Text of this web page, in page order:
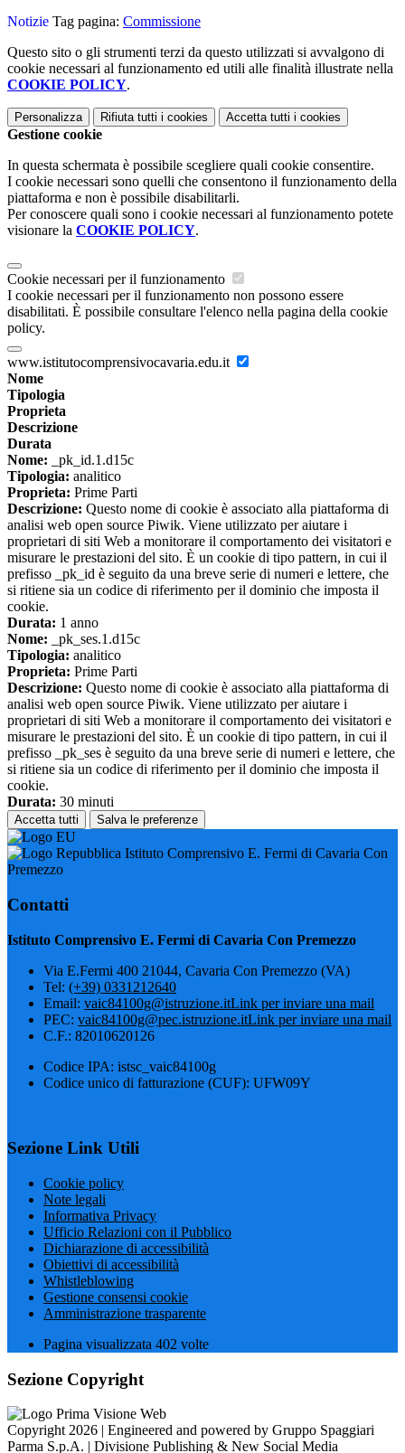
Notizie Tag pagina: Commissione
Questo sito o gli strumenti terzi da questo utilizzati si avvalgono di
cookie necessari al funzionamento ed utili alle finalità illustrate nella
COOKIE POLICY.
Personalizza Rifiuta tutti i cookies Accetta tutti i cookies
Gestione cookie
In questa schermata è possibile scegliere quali cookie consentire.
I cookie necessari sono quelli che consentono il funzionamento della
piattaforma e non è possibile disabilitarli.
Per conoscere quali sono i cookie necessari al funzionamento potete
visionare la COOKIE POLICY.
Cookie necessari per il funzionamento
I cookie necessari per il funzionamento non possono essere
disabilitati. È possibile consultare l'elenco nella pagina della cookie
policy.
www.istitutocomprensivocavaria.edu.it
Nome
Tipologia
Proprieta
Descrizione
Durata
Nome: _pk_id.1.d15c
Tipologia: analitico
Proprieta: Prime Parti
Descrizione: Questo nome di cookie è associato alla piattaforma di
analisi web open source Piwik. Viene utilizzato per aiutare i
proprietari di siti Web a monitorare il comportamento dei visitatori e
misurare le prestazioni del sito. È un cookie di tipo pattern, in cui il
prefisso _pk_id è seguito da una breve serie di numeri e lettere, che
si ritiene sia un codice di riferimento per il dominio che imposta il
cookie.
Durata: 1 anno
Nome: _pk_ses.1.d15c
Tipologia: analitico
Proprieta: Prime Parti
Descrizione: Questo nome di cookie è associato alla piattaforma di
analisi web open source Piwik. Viene utilizzato per aiutare i
proprietari di siti Web a monitorare il comportamento dei visitatori e
misurare le prestazioni del sito. È un cookie di tipo pattern, in cui il
prefisso _pk_ses è seguito da una breve serie di numeri e lettere, che
si ritiene sia un codice di riferimento per il dominio che imposta il
cookie.
Durata: 30 minuti
Accetta tutti Salva le preferenze
Istituto Comprensivo E. Fermi di Cavaria Con
Premezzo
Contatti
Istituto Comprensivo E. Fermi di Cavaria Con Premezzo
Via E.Fermi 400 21044, Cavaria Con Premezzo (VA)
Tel: (+39) 0331212640
Email: vaic84100g@istruzione.itLink per inviare una mail
PEC: vaic84100g@pec.istruzione.itLink per inviare una mail
C.F.: 82010620126
Codice IPA: istsc_vaic84100g
Codice unico di fatturazione (CUF): UFW09Y
Sezione Link Utili
Cookie policy
Note legali
Informativa Privacy
Ufficio Relazioni con il Pubblico
Dichiarazione di accessibilità
Obiettivi di accessibilità
Whistleblowing
Gestione consensi cookie
Amministrazione trasparente
Pagina visualizzata 402 volte
Sezione Copyright
Copyright 2026 | Engineered and powered by Gruppo Spaggiari
Parma S.p.A. | Divisione Publishing & New Social Media